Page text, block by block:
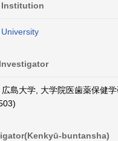
Institution
広島大学, 大学院医歯薬保健
buntansha)